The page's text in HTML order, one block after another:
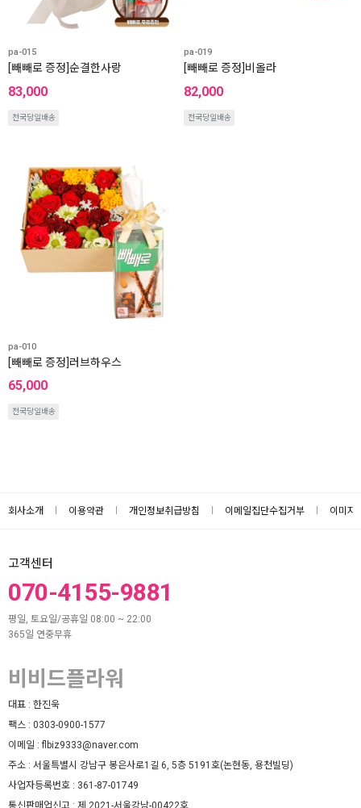
pa-015
[빼빼로 증정]순결한사랑
83,000
전국당일배송
pa-019
[빼빼로 증정]비올라
82,000
전국당일배송
pa-010
[빼빼로 증정]러브하우스
65,000
전국당일배송
회사소개 이용약관 개인정보취급방침 이메일집단수집거부 이미지
고객센터
070-4155-9881
평일, 토요일/공휴일 08:00 ~ 22:00
365일 연중무휴
비비드플라워
대표 : 한진욱
팩스 : 0303-0900-1577
이메일 :flbiz9333@naver.com
주소 : 서울특별시 강남구 봉은사로1길 6, 5층 5191호(논현동, 용천빌딩)
사업자등록번호 : 361-87-01749